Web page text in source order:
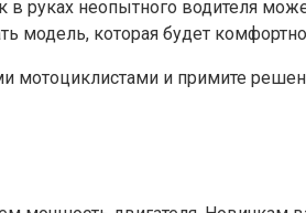
руках неопытного водителя
модель, которая будет
мотоциклистами и примите